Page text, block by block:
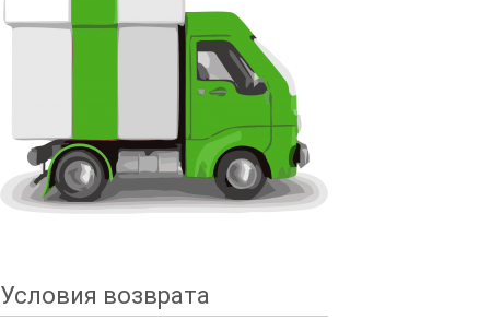
Условия возврата